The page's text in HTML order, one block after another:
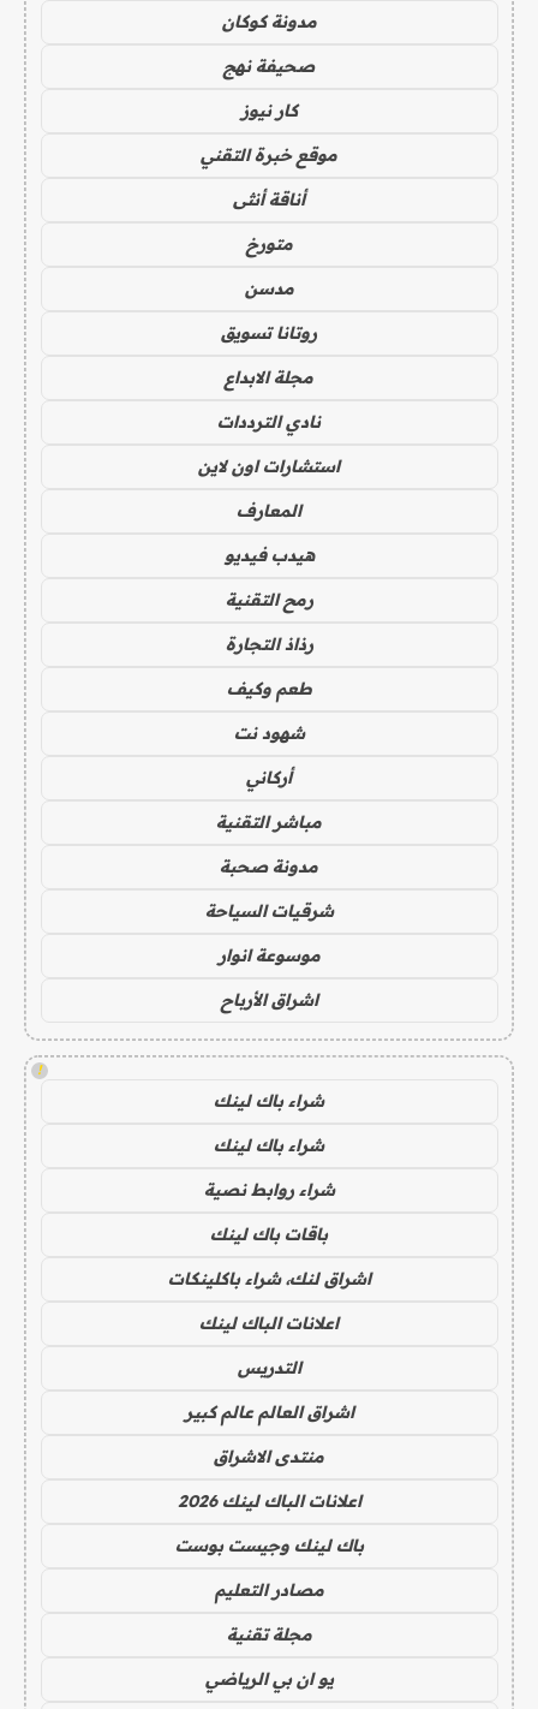
مدونة كوكان
صحيفة نهج
كار نيوز
موقع خبرة التقني
أناقة أنثى
متورخ
مدسن
روتانا تسويق
مجلة الابداع
نادي الترددات
استشارات اون لاين
المعارف
هيدب فيديو
رمح التقنية
رذاذ التجارة
طعم وكيف
شهود نت
أركاني
مباشر التقنية
مدونة صحبة
شرقيات السياحة
موسوعة انوار
اشراق الأرباح
!
شراء باك لينك
شراء باك لينك
شراء روابط نصية
باقات باك لينك
اشراق لنك، شراء باكلينكات
اعلانات الباك لينك
التدريس
اشراق العالم عالم كبير
منتدى الاشراق
اعلانات الباك لينك 2026
باك لينك وجيست بوست
مصادر التعليم
مجلة تقنية
يو ان بي الرياضي